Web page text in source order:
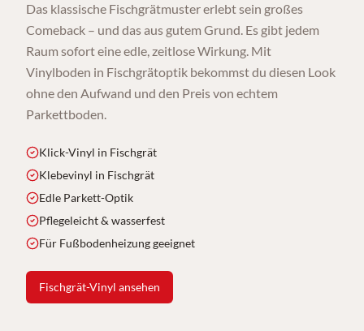
Das klassische Fischgrätmuster erlebt sein großes
Comeback – und das aus gutem Grund. Es gibt jedem
Raum sofort eine edle, zeitlose Wirkung. Mit
Vinylboden in Fischgrätoptik bekommst du diesen Look
ohne den Aufwand und den Preis von echtem
Parkettboden.
Klick-Vinyl in Fischgrät
Klebevinyl in Fischgrät
Edle Parkett-Optik
Pflegeleicht & wasserfest
Für Fußbodenheizung geeignet
Fischgrät-Vinyl ansehen